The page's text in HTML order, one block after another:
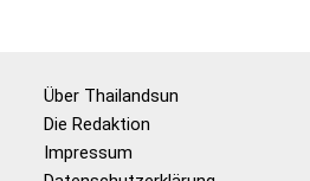
Über Thailandsun
Die Redaktion
Impressum